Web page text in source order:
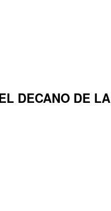
DECANO DE LA